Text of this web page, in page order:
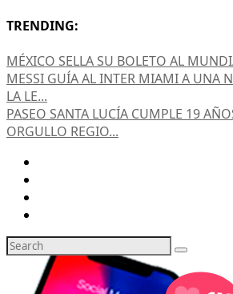
TRENDING:
MÉXICO SELLA SU BOLETO AL
MESSI GUÍA AL INTER MIAMI A UNA
LA LE...
PASEO SANTA LUCÍA CUMPLE 19
ORGULLO REGIO...